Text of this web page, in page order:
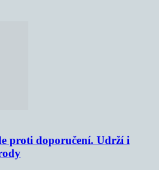
proti doporučení. Udrží i